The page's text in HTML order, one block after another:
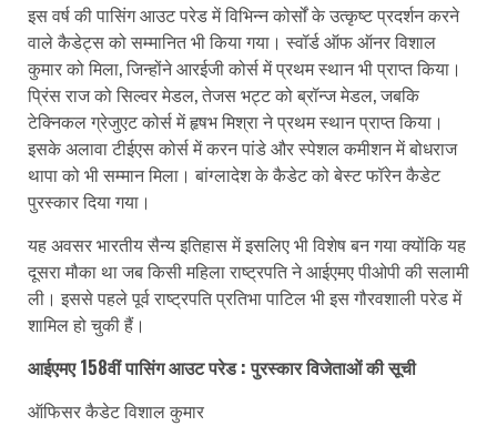
इस वर्ष की पासिंग आउट परेड में विभिन्न कोर्सों के उत्कृष्ट प्रदर्शन करने
वाले कैडेट्स को सम्मानित भी किया गया। स्वॉर्ड ऑफ ऑनर विशाल
कुमार को मिला, जिन्होंने आरईजी कोर्स में प्रथम स्थान भी प्राप्त किया।
प्रिंस राज को सिल्वर मेडल, तेजस भट्ट को ब्रॉन्ज मेडल, जबकि
टेक्निकल ग्रेजुएट कोर्स में हृषभ मिश्रा ने प्रथम स्थान प्राप्त किया।
इसके अलावा टीईएस कोर्स में करन पांडे और स्पेशल कमीशन में बोधराज
थापा को भी सम्मान मिला। बांग्लादेश के कैडेट को बेस्ट फॉरेन कैडेट
पुरस्कार दिया गया।
यह अवसर भारतीय सैन्य इतिहास में इसलिए भी विशेष बन गया क्योंकि यह
दूसरा मौका था जब किसी महिला राष्ट्रपति ने आईएमए पीओपी की सलामी
ली। इससे पहले पूर्व राष्ट्रपति प्रतिभा पाटिल भी इस गौरवशाली परेड में
शामिल हो चुकी हैं।
आईएमए 158वीं पासिंग आउट परेड : पुरस्कार विजेताओं की सूची
ऑफिसर कैडेट विशाल कुमार